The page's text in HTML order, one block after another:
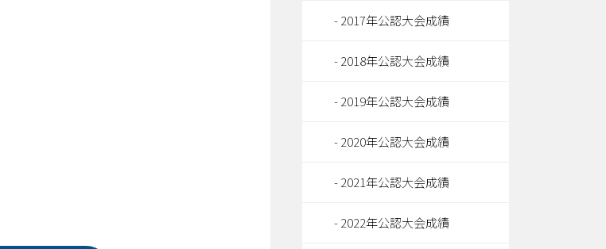
2017年公認大会成績
2018年公認大会成績
2019年公認大会成績
2020年公認大会成績
2021年公認大会成績
2022年公認大会成績